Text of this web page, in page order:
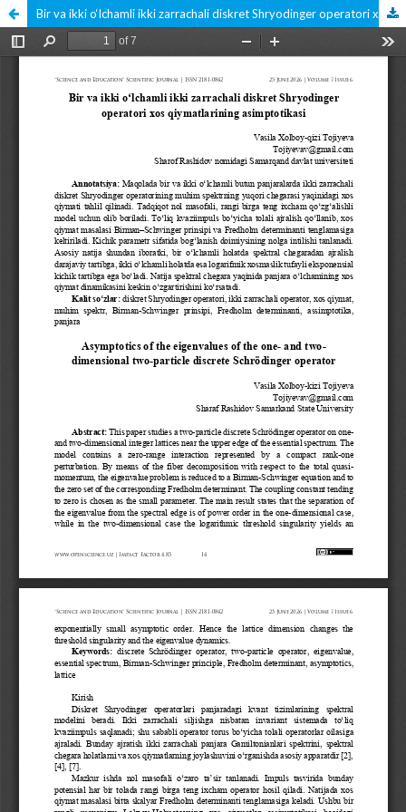
Bir va ikki o‘lchamli ikki zarrachali diskret Shryodinger operatori xos qiymatlarining asimptotikasi